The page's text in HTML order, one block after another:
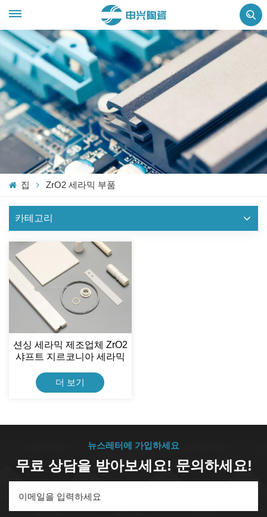
집 ZrO2 세라믹 부품
카테고리
션싱 세라믹 제조업체 ZrO2
샤프트 지르코니아 세라믹
더 보기
뉴스레터에 가입하세요
무료 상담을 받아보세요! 문의하세요!